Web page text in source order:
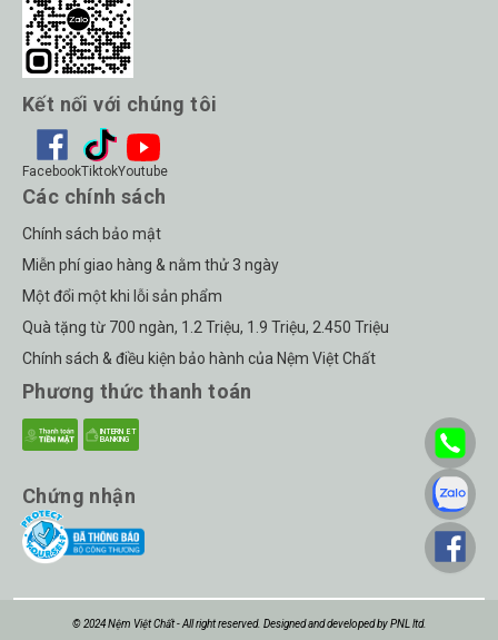
Kết nối với chúng tôi
FacebookTiktokYoutube
Các chính sách
Chính sách bảo mật
Miễn phí giao hàng & nằm thử 3 ngày
Một đổi một khi lỗi sản phẩm
Quà tặng từ 700 ngàn, 1.2 Triệu, 1.9 Triệu, 2.450 Triệu
Chính sách & điều kiện bảo hành của Nệm Việt Chất
Phương thức thanh toán
Chứng nhận
© 2024 Nệm Việt Chất - All right reserved. Designed and developed by PNL ltd.